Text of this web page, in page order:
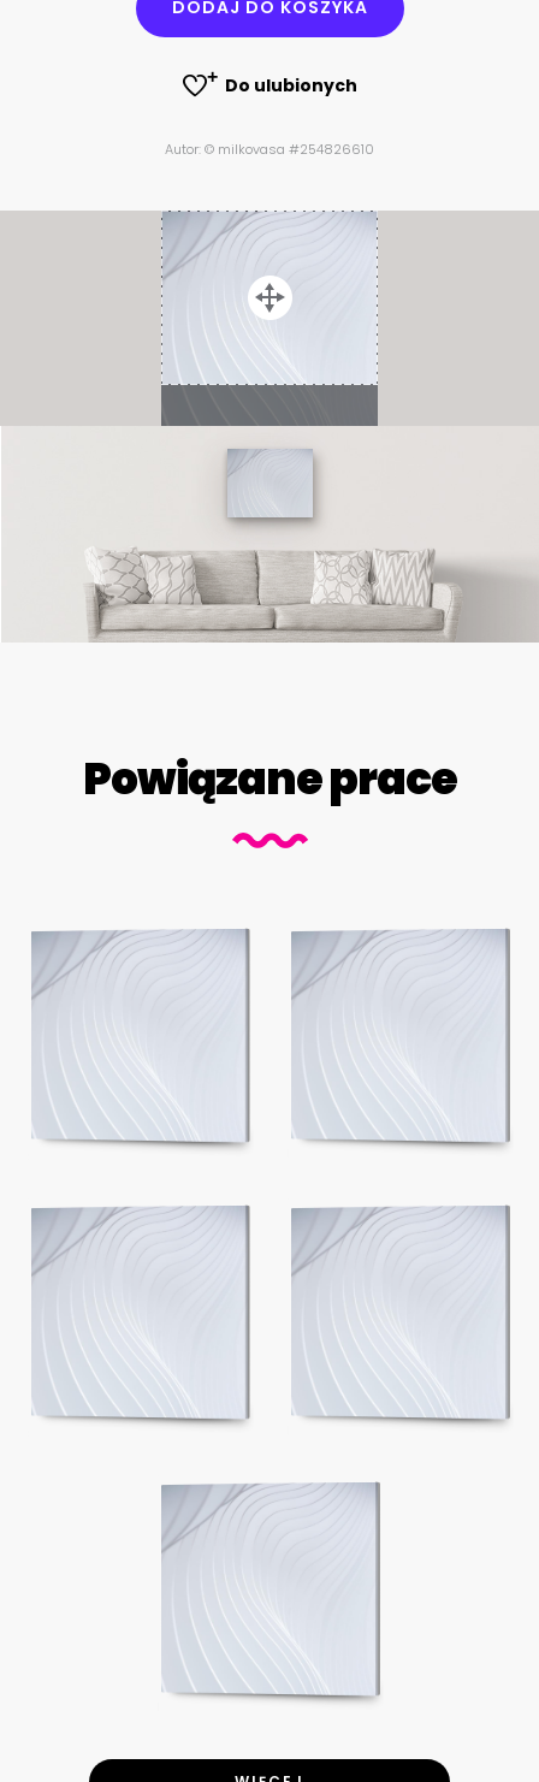
DODAJ DO KOSZYKA
Do ulubionych
Autor: © milkovasa #254826610
Powiązane prace